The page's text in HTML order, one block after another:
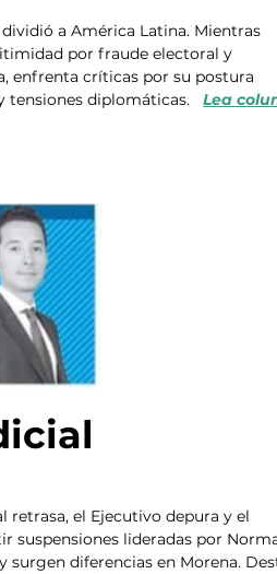
a América Latina. Mientras
por fraude electoral y
enfrenta críticas por su postura
y tensiones diplomáticas. Lea
retrasa, el Ejecutivo depura y el
suspensiones lideradas por
surgen diferencias en Morena.